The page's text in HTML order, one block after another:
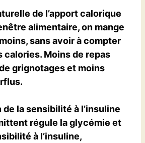
de l’apport calorique
alimentaire, on mange
sans avoir à compter
Moins de repas
grignotages et moins
la sensibilité à l’insuline
régule la glycémie et
à l’insuline,